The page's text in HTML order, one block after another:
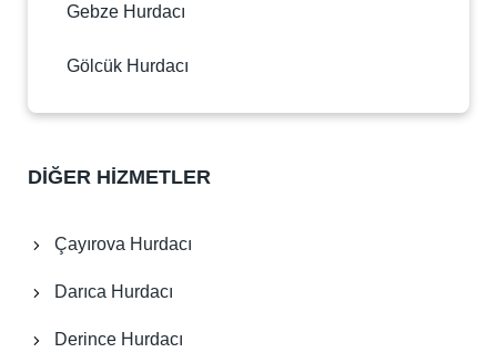
Gebze Hurdacı
Gölcük Hurdacı
İzmit Hurdacı
Kandıra Hurdacı
Kartepe Hurdacı
Körfez Hurdacı
DİĞER HİZMETLER
Çayırova Hurdacı
Darıca Hurdacı
Derince Hurdacı